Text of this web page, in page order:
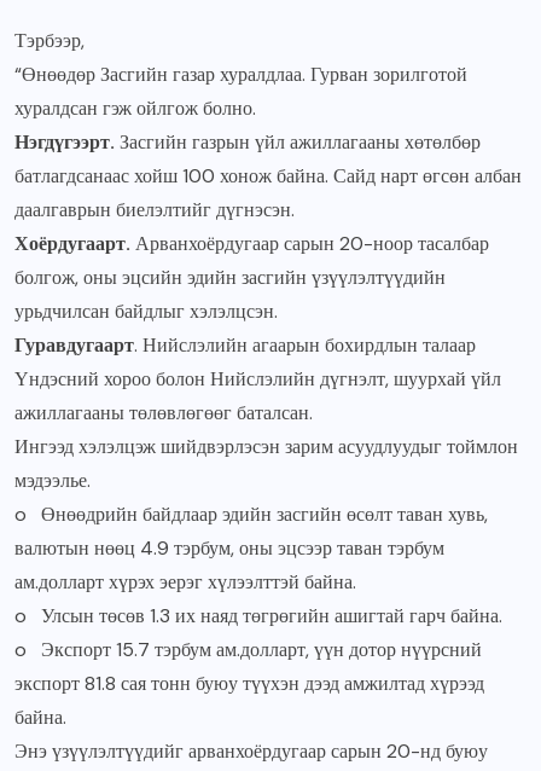
Тэрбээр,
“Өнөөдөр Засгийн газар хуралдлаа. Гурван зорилготой
хуралдсан гэж ойлгож болно.
Нэгдүгээрт. Засгийн газрын үйл ажиллагааны хөтөлбөр
батлагдсанаас хойш 100 хонож байна. Сайд нарт өгсөн албан
даалгаврын биелэлтийг дүгнэсэн.
Хоёрдугаарт. Арванхоёрдугаар сарын 20-ноор тасалбар
болгож, оны эцсийн эдийн засгийн үзүүлэлтүүдийн
урьдчилсан байдлыг хэлэлцсэн.
Гуравдугаарт. Нийслэлийн агаарын бохирдлын талаар
Үндэсний хороо болон Нийслэлийн дүгнэлт, шуурхай үйл
ажиллагааны төлөвлөгөөг баталсан.
Ингээд хэлэлцэж шийдвэрлэсэн зарим асуудлуудыг тоймлон
мэдээлье.
o Өнөөдрийн байдлаар эдийн засгийн өсөлт таван хувь,
валютын нөөц 4.9 тэрбум, оны эцсээр таван тэрбум
ам.долларт хүрэх эерэг хүлээлттэй байна.
o Улсын төсөв 1.3 их наяд төгрөгийн ашигтай гарч байна.
o Экспорт 15.7 тэрбум ам.долларт, үүн дотор нүүрсний
экспорт 81.8 сая тонн буюу түүхэн дээд амжилтад хүрээд
байна.
Энэ үзүүлэлтүүдийг арванхоёрдугаар сарын 20-нд буюу